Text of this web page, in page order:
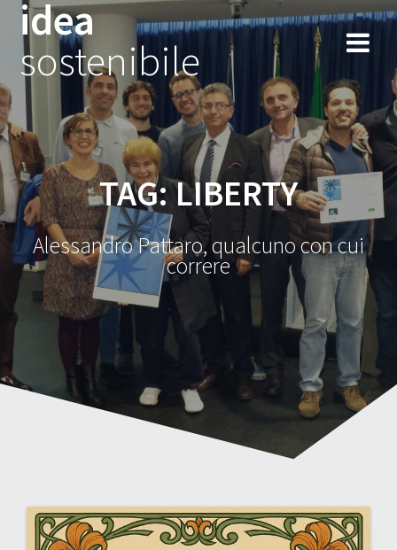
Salta
al
contenuto
idea
sostenibile
TAG:LIBERTY
Alessandro Pattaro, qualcuno con cui
correre